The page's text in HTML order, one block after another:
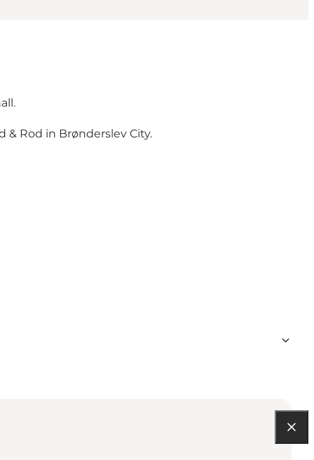
Rod in Brønderslev City.